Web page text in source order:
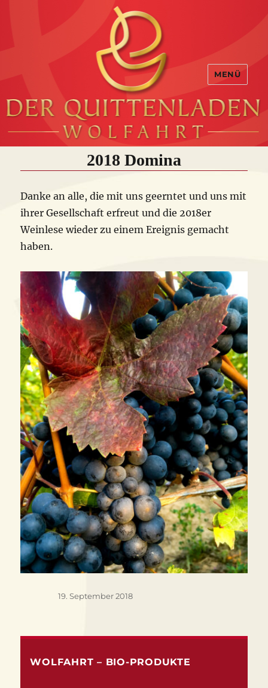
MENÜ
2018 Domina
Danke an alle, die mit uns geerntet und uns mit
ihrer Gesellschaft erfreut und die 2018er
Weinlese wieder zu einem Ereignis gemacht
haben.
Veröffentlicht
19. September 2018
WOLFAHRT – BIO-PRODUKTE